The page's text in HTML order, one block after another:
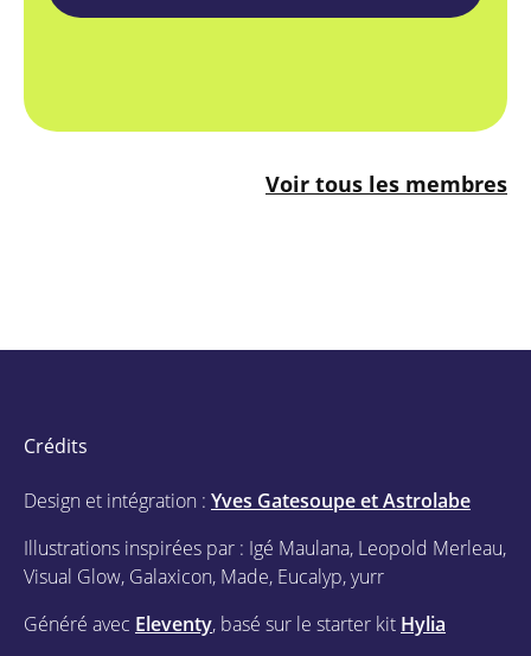
Voir tous les membres
Crédits
Design et intégration : Yves Gatesoupe et Astrolabe
Illustrations inspirées par : Igé Maulana, Leopold Merleau,
Visual Glow, Galaxicon, Made, Eucalyp, yurr
Généré avec Eleventy, basé sur le starter kit Hylia